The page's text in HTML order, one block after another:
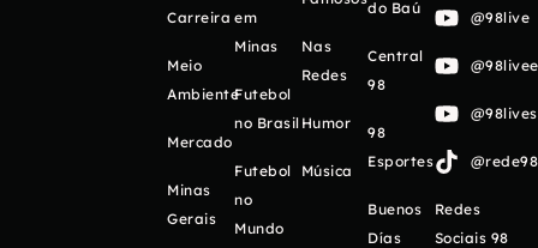
Carreira
Meio
Ambiente
Mercado
Minas
Gerais
em
Minas
Futebol
no Brasil
Futebol
no
Mundo
Nas
Redes
Humor
Música
do Baú
Central
98
98
Esportes
Buenos
Días
@98live
Redes
Sociais 98